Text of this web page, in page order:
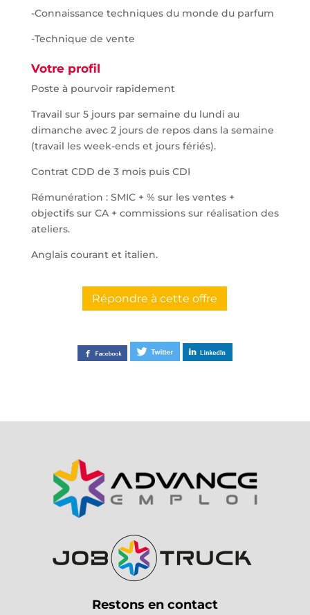
-Connaissance techniques du monde du parfum
-Technique de vente
Votre profil
Poste à pourvoir rapidement
Travail sur 5 jours par semaine du lundi au
dimanche avec 2 jours de repos dans la semaine
(travail les week-ends et jours fériés).
Contrat CDD de 3 mois puis CDI
Rémunération : SMIC + % sur les ventes +
objectifs sur CA + commissions sur réalisation des
ateliers.
Anglais courant et italien.
Répondre à cette offre
Restons en contact